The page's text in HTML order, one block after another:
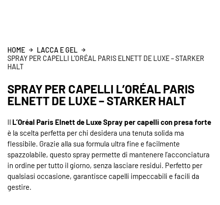
HOME
LACCA E GEL
SPRAY PER CAPELLI L’ORÉAL PARIS ELNETT DE LUXE – STARKER
HALT
SPRAY PER CAPELLI L’ORÉAL PARIS
ELNETT DE LUXE – STARKER HALT
Il L’Oréal Paris Elnett de Luxe Spray per capelli con presa forte
è la scelta perfetta per chi desidera una tenuta solida ma
flessibile. Grazie alla sua formula ultra fine e facilmente
spazzolabile, questo spray permette di mantenere l’acconciatura
in ordine per tutto il giorno, senza lasciare residui. Perfetto per
qualsiasi occasione, garantisce capelli impeccabili e facili da
gestire.